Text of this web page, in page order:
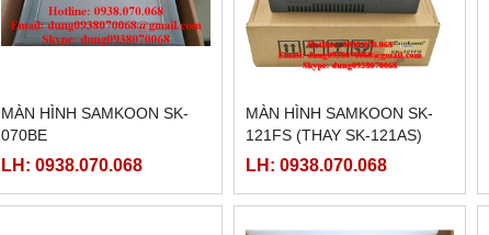
MÀN HÌNH SAMKOON SK-
070BE
LH: 0938.070.068
MÀN HÌNH SAMKOON SK-
121FS (THAY SK-121AS)
LH: 0938.070.068